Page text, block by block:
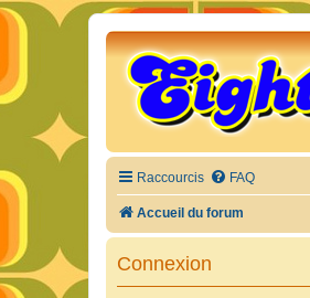
Raccourcis FAQ
Accueil du forum
Connexion